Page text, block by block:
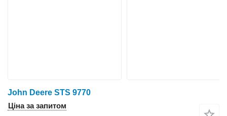
John Deere STS 9770
Ціна за запитом